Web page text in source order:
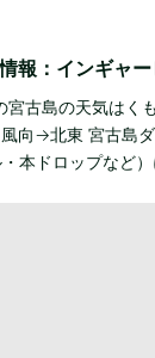
報：インギャ
宮古島の天気はく
→北東 宮古島ダ
本ドロップなど